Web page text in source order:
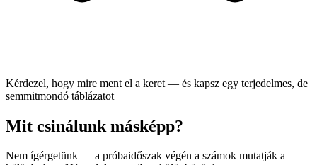
Kérdezel, hogy mire ment el a keret — és kapsz egy terjedelmes, de
semmitmondó táblázatot
Mit csinálunk másképp?
Nem ígérgetünk — a próbaidőszak végén a számok mutatják a